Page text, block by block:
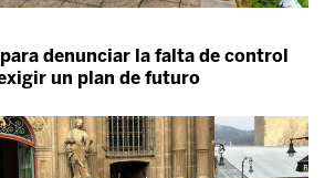
denunciar la falta de control
un plan de futuro